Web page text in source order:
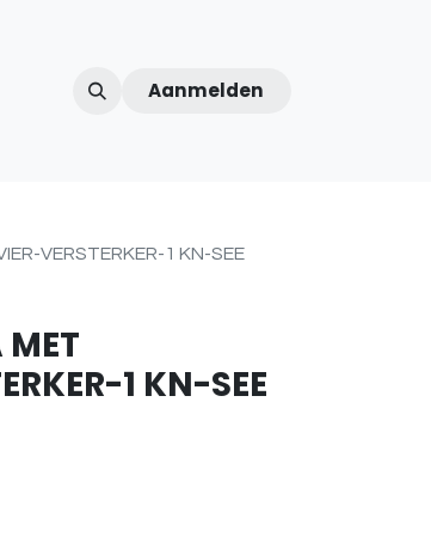
Over ons Afspraak
Aanmelden
VERSTERKER-1 KN-SEE
1 KN-SEE